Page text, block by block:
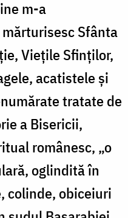
m-a
Sfânta
Viețile Sfinților,
acatistele și
tratate de
a Bisericii,
românesc, „o
oglindită în
colinde, obiceiuri